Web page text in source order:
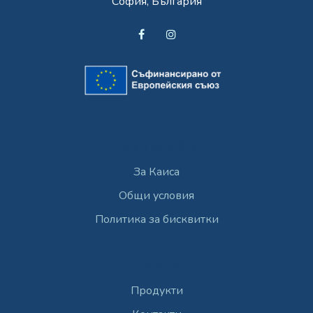
За Каиса
Общи условия
Политика за бисквитки
Продукти